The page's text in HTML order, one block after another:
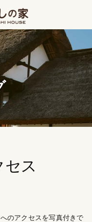
セス
のアクセスを写真付きで